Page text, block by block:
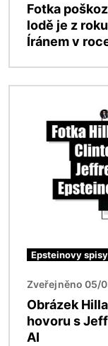
Fotka
lodě je z
Íránem v
Epsteinovy spisy
Zveřejněno 05/
Obrázek
hovoru s
AI